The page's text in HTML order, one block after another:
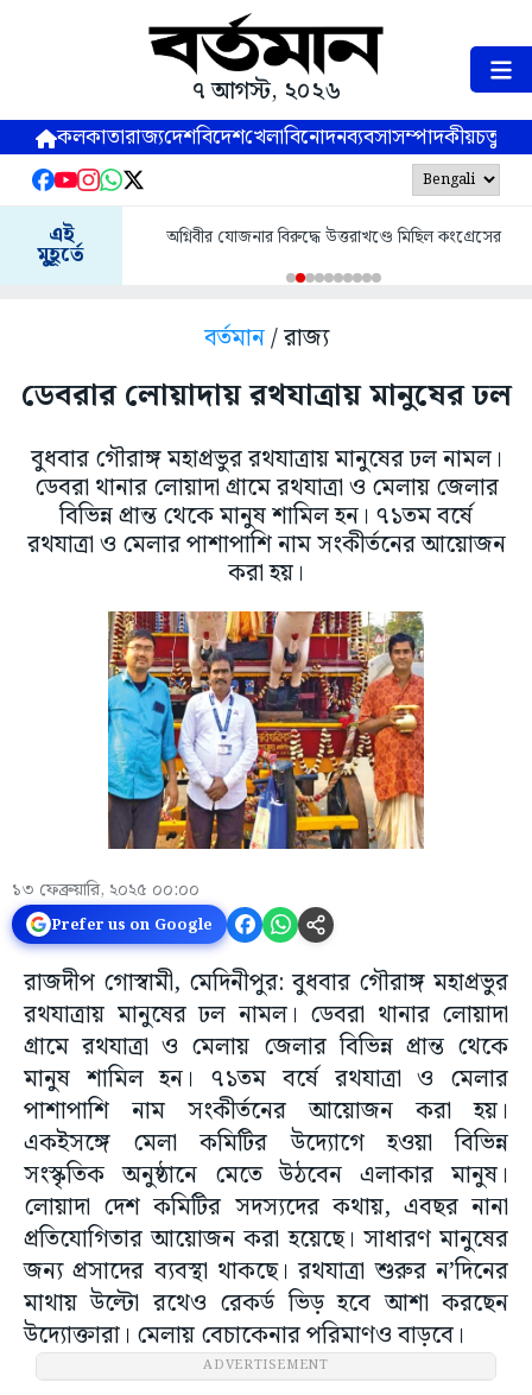
৭ আগস্ট, ২০২৬
কলকাতারাজ্যদেশবিদেশখেলাবিনোদনব্যবসাসম্পাদকীয়
এই
মুহূর্তে
অগ্নিবীর যোজনার বিরুদ্ধে উত্তরাখণ্ডে মিছিল কংগ্রেসের
বর্তমান/ রাজ্য
ডেবরার লোয়াদায় রথযাত্রায় মানুষের ঢল
বুধবার গৌরাঙ্গ মহাপ্রভুর রথযাত্রায় মানুষের ঢল নামল।
ডেবরা থানার লোয়াদা গ্রামে রথযাত্রা ও মেলায় জেলার
বিভিন্ন প্রান্ত থেকে মানুষ শামিল হন। ৭১তম বর্ষে
রথযাত্রা ও মেলার পাশাপাশি নাম সংকীর্তনের আয়োজন
করা হয়।
১৩ ফেব্রুয়ারি, ২০২৫ ০০:০০
Prefer us on Google
রাজদীপ গোস্বামী, মেদিনীপুর: বুধবার গৌরাঙ্গ মহাপ্রভুর
রথযাত্রায় মানুষের ঢল নামল। ডেবরা থানার লোয়াদা
গ্রামে রথযাত্রা ও মেলায় জেলার বিভিন্ন প্রান্ত থেকে
মানুষ শামিল হন। ৭১তম বর্ষে রথযাত্রা ও মেলার
পাশাপাশি নাম সংকীর্তনের আয়োজন করা হয়।
একইসঙ্গে মেলা কমিটির উদ্যোগে হওয়া বিভিন্ন
সংস্কৃতিক অনুষ্ঠানে মেতে উঠবেন এলাকার মানুষ।
লোয়াদা দেশ কমিটির সদস্যদের কথায়, এবছর নানা
প্রতিযোগিতার আয়োজন করা হয়েছে। সাধারণ মানুষের
জন্য প্রসাদের ব্যবস্থা থাকছে। রথযাত্রা শুরুর ন’দিনের
মাথায় উল্টো রথেও রেকর্ড ভিড় হবে আশা করছেন
উদ্যোক্তারা। মেলায় বেচাকেনার পরিমাণও বাড়বে।
ADVERTISEMENT